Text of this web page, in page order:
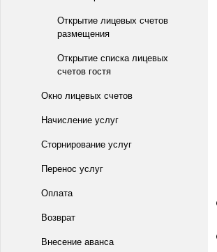
Открытие лицевых счетов
размещения
Открытие списка лицевых
счетов гостя
Окно лицевых счетов
Начисление услуг
Сторнирование услуг
Перенос услуг
Оплата
Возврат
Внесение аванса